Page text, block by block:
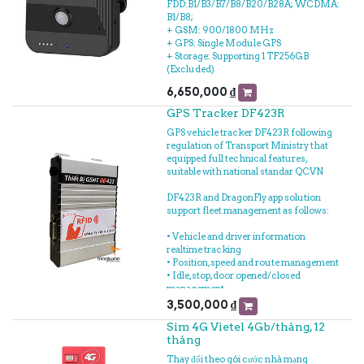
FDD:B1/B3/B7/B8/B20/B28A; WCDMA:
B1/B8;
+ GSM: 900/1800 MHz
+ GPS: Single Module GPS
+ Storage: Supporting 1 TF256GB
(Excluded)
6,650,000 ₫
GPS Tracker DF423R
GPS vehicle tracker DF423R following
regulation of Transport Ministry that
equipped full technical features,
suitable with national standar QCVN
DF423R and DragonFly app solution
support fleet management as follows:
• Vehicle and driver information
realtime tracking
• Position, speed and route management
• Idle, stop, door opened/closed
management
• Driving time information of driver
In the additional, DF423R integrated
tracking management such as: fuel,
temperature, goods, concrete mixer
3,500,000 ₫
Sim 4G Vietel 4Gb/tháng, 12
tháng
Thay đổi theo gói cước nhà mạng